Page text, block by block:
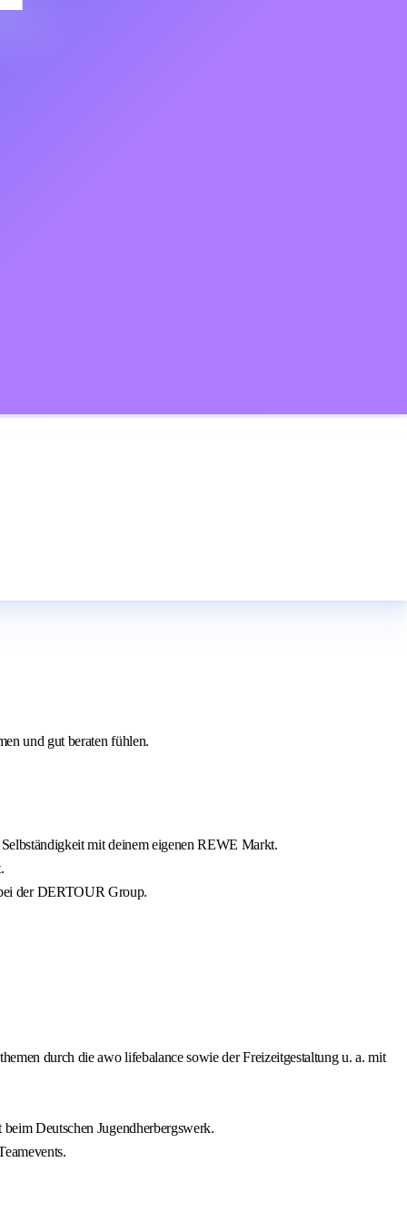
und gut beraten fühlen.
mit deinem eigenen REWE Markt.
der DERTOUR Group.
durch die awo lifebalance sowie der Freizeitgestaltung u. a. mit
Deutschen Jugendherbergswerk.